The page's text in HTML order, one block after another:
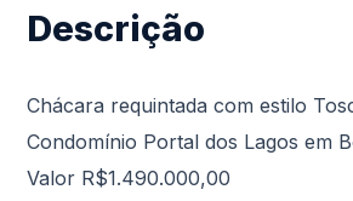
Descrição
Chácara requintada com estilo
Condomínio Portal dos Lagos em
Valor R$1.490.000,00